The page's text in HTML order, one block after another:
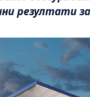
резултати